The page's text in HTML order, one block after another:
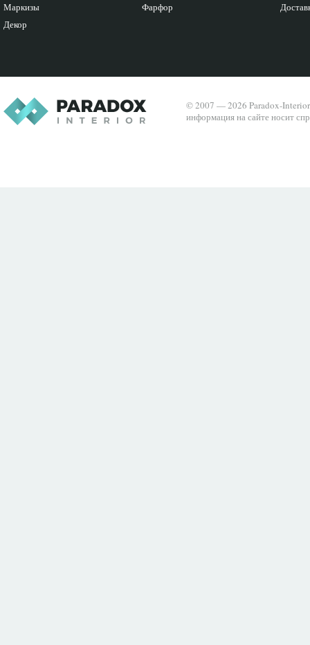
Маркизы
Декор
Фарфор
© 2007 — 2026 Paradox-
информация на сайте носит